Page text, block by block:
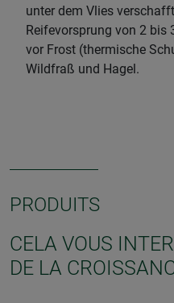
unter dem Vlies
Reifevorsprung von 2 bis
vor Frost (thermische
Wildfraß und Hagel.
PRODUITS
CELA VOUS
DE LA